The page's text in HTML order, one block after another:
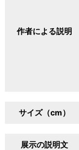
作者による説明
サイズ（cm）
展示の説明文